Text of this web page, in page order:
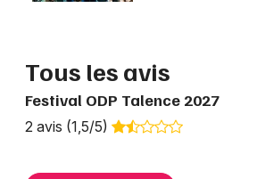
Tous les avis
Festival ODP Talence 2027
2 avis (1,5/5)